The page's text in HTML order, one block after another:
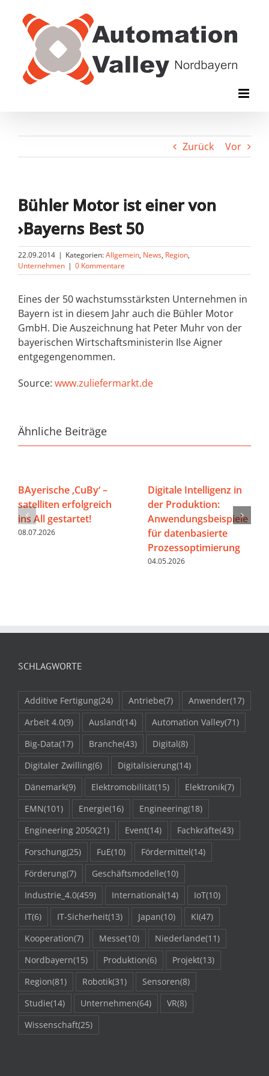
Inhalt
springen
Zurück Vor
Bühler Motor ist einer von
›Bayerns Best 50
22.09.2014 | Kategorien:Allgemein, News, Region,
Unternehmen | 0 Kommentare
Eines der 50 wachstumsstärksten Unternehmen in
Bayern ist in diesem Jahr auch die Bühler Motor
GmbH. Die Auszeichnung hat Peter Muhr von der
bayerischen Wirtschaftsministerin Ilse Aigner
entgegengenommen.
Source: www.zuliefermarkt.de
Ähnliche Beiträge
BAyerische ‚CuBy‘ –
satelliten erfolgreich
ins All gestartet!
08.07.2026
Digitale Intelligenz in
der Produktion:
Anwendungsbeispiele
für datenbasierte
Prozessoptimierung
04.05.2026
SCHLAGWORTE
Additive Fertigung(24) Antriebe(7) Anwender(17)
Arbeit 4.0(9) Ausland(14) Automation Valley(71)
Big-Data(17) Branche(43) Digital(8)
Digitaler Zwilling(6) Digitalisierung(14)
Dänemark(9) Elektromobilität(15) Elektronik(7)
EMN(101) Energie(16) Engineering(18)
Engineering 2050(21) Event(14) Fachkräfte(43)
Forschung(25) FuE(10) Fördermittel(14)
Förderung(7) Geschäftsmodelle(10)
Industrie_4.0(459) International(14) IoT(10)
IT(6) IT-Sicherheit(13) Japan(10) KI(47)
Kooperation(7) Messe(10) Niederlande(11)
Nordbayern(15) Produktion(6) Projekt(13)
Region(81) Robotik(31) Sensoren(8)
Studie(14) Unternehmen(64) VR(8)
Wissenschaft(25)